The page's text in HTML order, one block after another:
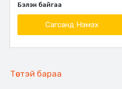
Бэлэн байгаа
Сагсанд Нэмэх
Төстэй бараа